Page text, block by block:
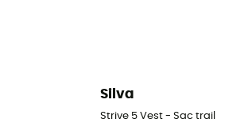
Silva
Strive 5 Vest - Sac trail